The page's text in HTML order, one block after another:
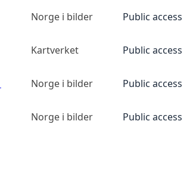
Norge i bilder Public access
Kartverket Public access
Norge i bilder Public access
Norge i bilder Public access